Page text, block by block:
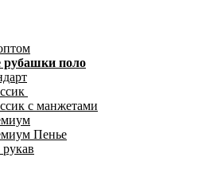
поло
с манжетами
Пенье